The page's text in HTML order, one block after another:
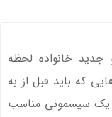
جدید خانواده لحظه
که باید قبل از به
یک سیسمونی مناسب